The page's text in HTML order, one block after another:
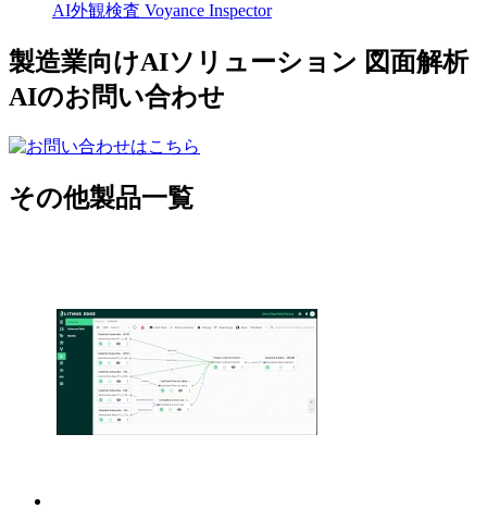
AI外観検査 Voyance Inspector
製造業向けAIソリューション 図面解析
AIのお問い合わせ
その他製品一覧